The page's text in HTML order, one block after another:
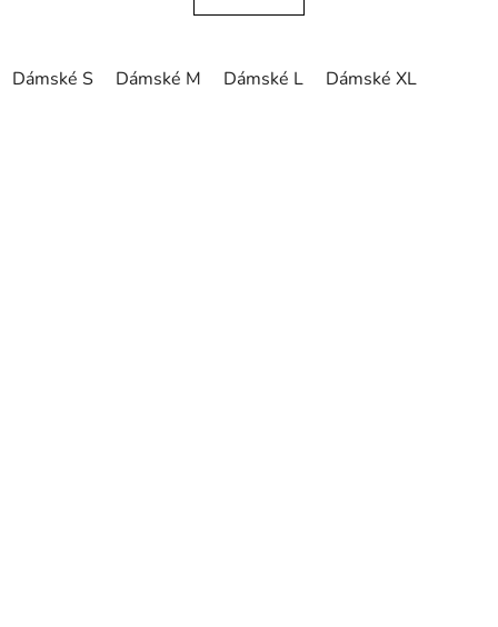
Dámské S Dámské M Dámské L Dámské XL